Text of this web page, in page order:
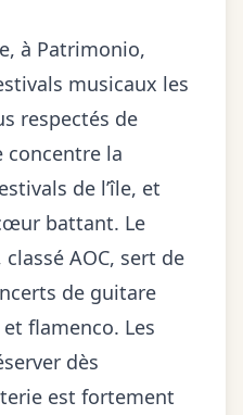
à Patrimonio,
musicaux les
respectés de
concentre la
de l’île, et
battant. Le
AOC, sert de
de guitare
flamenco. Les
dès
est fortement